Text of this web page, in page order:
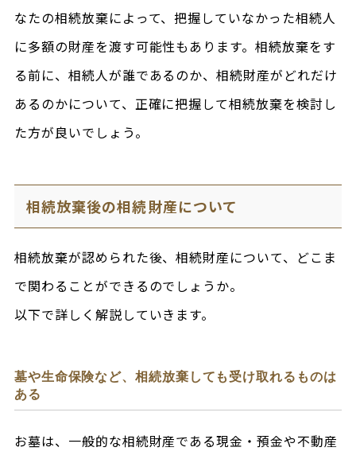
なたの相続放棄によって、把握していなかった相続人
に多額の財産を渡す可能性もあります。相続放棄をす
る前に、相続人が誰であるのか、相続財産がどれだけ
あるのかについて、正確に把握して相続放棄を検討し
た方が良いでしょう。
相続放棄後の相続財産について
相続放棄が認められた後、相続財産について、どこま
で関わることができるのでしょうか。
以下で詳しく解説していきます。
墓や生命保険など、相続放棄しても受け取れるものは
ある
お墓は、一般的な相続財産である現金・預金や不動産